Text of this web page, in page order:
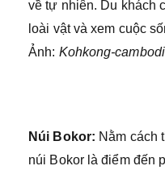
về tự nhiên. Du khách
loài vật và xem cuộc
Ảnh: Kohkong-
Núi Bokor: Nằm cách
núi Bokor là điểm đến